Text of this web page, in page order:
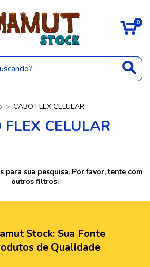
0
> CABO FLEX CELULAR
FLEX CELULAR
para sua pesquisa. Por favor, tente com
outros filtros.
Stock: Sua Fonte
de Qualidade